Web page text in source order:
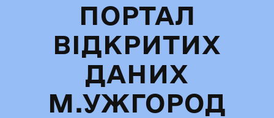
ПОРТАЛ
ВІДКРИТИХ
ДАНИХ
М.УЖГОРОД